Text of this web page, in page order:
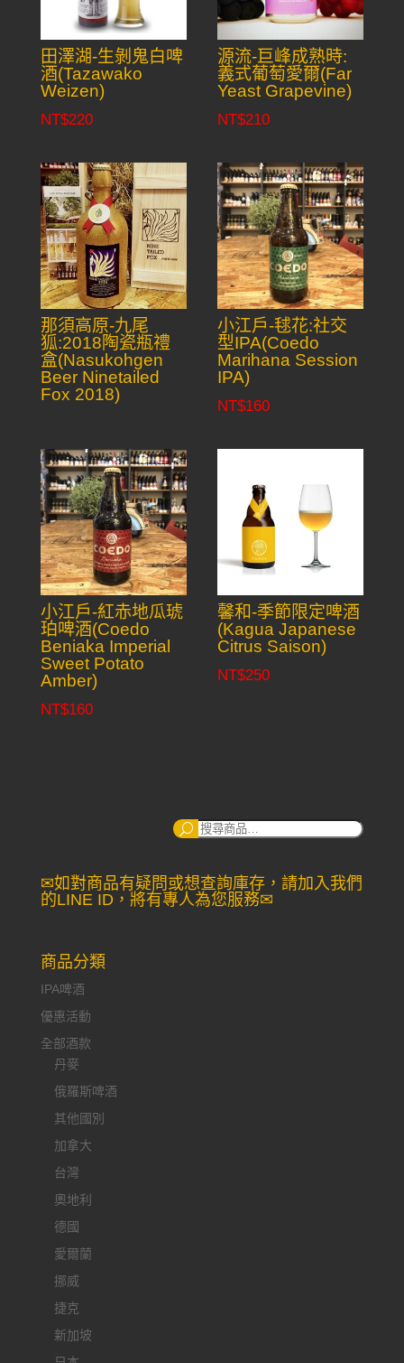
田澤湖-生剝鬼白啤
酒(Tazawako
Weizen)
NT$220
源流-巨峰成熟時:
義式葡萄愛爾(Far
Yeast Grapevine)
NT$210
那須高原-九尾
狐:2018陶瓷瓶禮
盒(Nasukohgen
Beer Ninetailed
Fox 2018)
小江戶-毬花:社交
型IPA(Coedo
Marihana Session
IPA)
NT$160
小江戶-紅赤地瓜琥
珀啤酒(Coedo
Beniaka Imperial
Sweet Potato
Amber)
NT$160
馨和-季節限定啤酒
(Kagua Japanese
Citrus Saison)
NT$250
搜
✉如對商品有疑問或想查詢庫存，請加入我們
的LINE ID，將有專人為您服務✉
商品分類
IPA啤酒
優惠活動
全部酒款
丹麥
俄羅斯啤酒
其他國別
加拿大
台灣
奧地利
德國
愛爾蘭
挪威
捷克
新加坡